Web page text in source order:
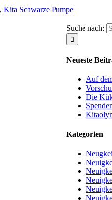
, Kita Schwarze Pumpe|
Suche nach:
Neueste
Auf
Die
Kategorien